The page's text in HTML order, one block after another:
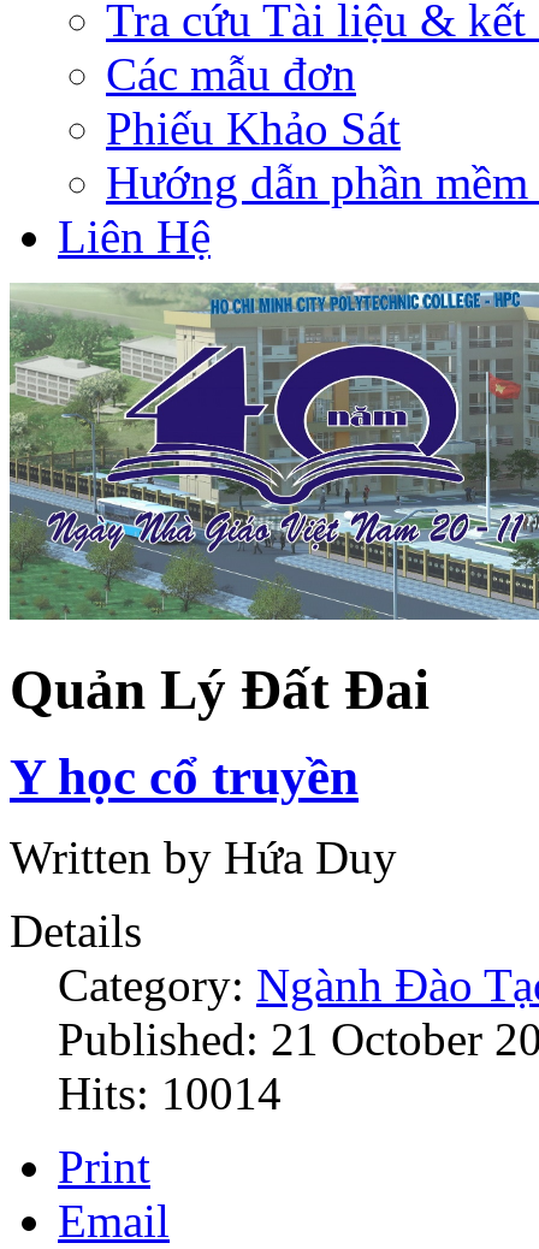
Tra cứu Tài liệu & kết
Các mẫu đơn
Phiếu Khảo Sát
Hướng dẫn phần
Liên Hệ
Quản Lý Đất Đai
Y học cổ truyền
Written by Hứa Duy
Details
Category: Ngành Đào
Published: 21 October
Hits: 10014
Print
Email